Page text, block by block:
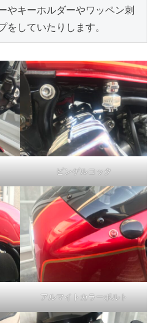
やキーホルダーやワッペン刺
をしていたりします。
ピンゲルコック
アルマイトカラーボルト